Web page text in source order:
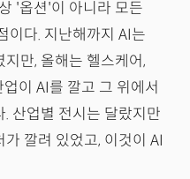
'옵션'이 아니라 모든
이다. 지난해까지 AI는
만, 올해는 헬스케어,
이 AI를 깔고 그 위에서
산업별 전시는 달랐지만
깔려 있었고, 이것이 AI